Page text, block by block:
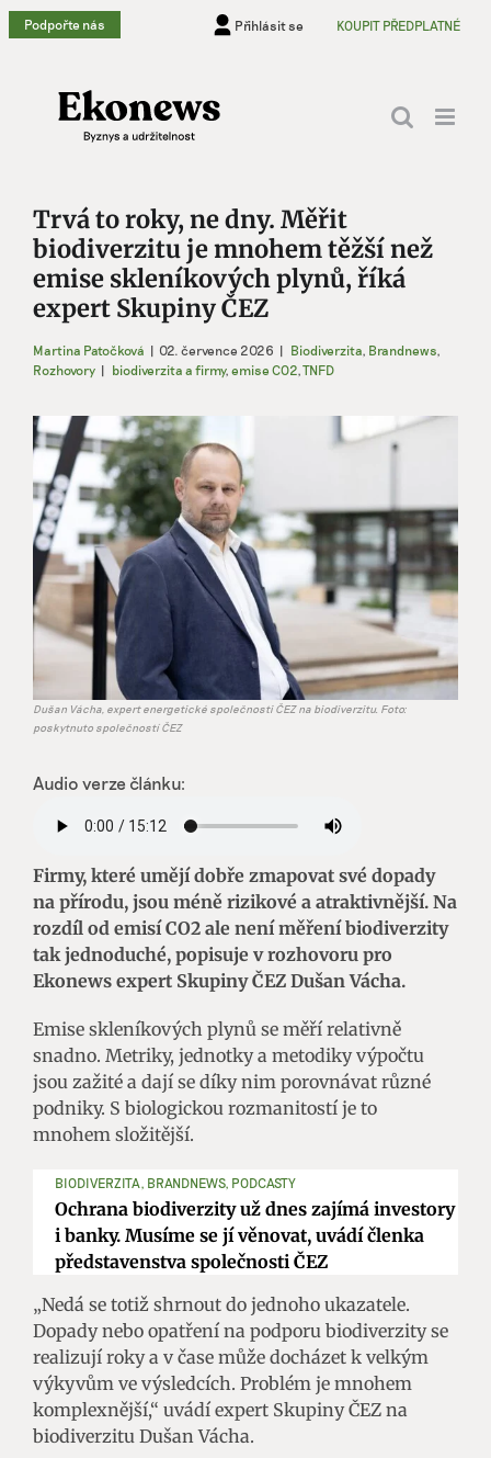
Přeskočit
na
Podpořte nás Přihlásit se KOUPIT PŘEDPLATNÉ
Trvá to roky, ne dny. Měřit
biodiverzitu je mnohem těžší než
emise skleníkových plynů, říká
expert Skupiny ČEZ
Martina Patočková | 02. července 2026 | Biodiverzita, Brandnews,
Rozhovory | biodiverzita a firmy, emise CO2,TNFD
Zobrazit
větší
obrázek
Dušan Vácha, expert energetické společnosti ČEZ na biodiverzitu. Foto:
poskytnuto společností ČEZ
Audio verze článku:
Firmy, které umějí dobře zmapovat své dopady
na přírodu, jsou méně rizikové a atraktivnější. Na
rozdíl od emisí CO2 ale není měření biodiverzity
tak jednoduché, popisuje v rozhovoru pro
Ekonews expert Skupiny ČEZ Dušan Vácha.
Emise skleníkových plynů se měří relativně
snadno. Metriky, jednotky a metodiky výpočtu
jsou zažité a dají se díky nim porovnávat různé
podniky. S biologickou rozmanitostí je to
mnohem složitější.
BIODIVERZITA, BRANDNEWS, PODCASTY
Ochrana biodiverzity už dnes zajímá investory
i banky. Musíme se jí věnovat, uvádí členka
představenstva společnosti ČEZ
„Nedá se totiž shrnout do jednoho ukazatele.
Dopady nebo opatření na podporu biodiverzity se
realizují roky a v čase může docházet k velkým
výkyvům ve výsledcích. Problém je mnohem
komplexnější,“ uvádí expert Skupiny ČEZ na
biodiverzitu Dušan Vácha.